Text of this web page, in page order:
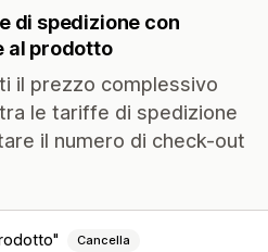
di spedizione con
al prodotto
il prezzo complessivo
le tariffe di spedizione
il numero di check-out
Cancella